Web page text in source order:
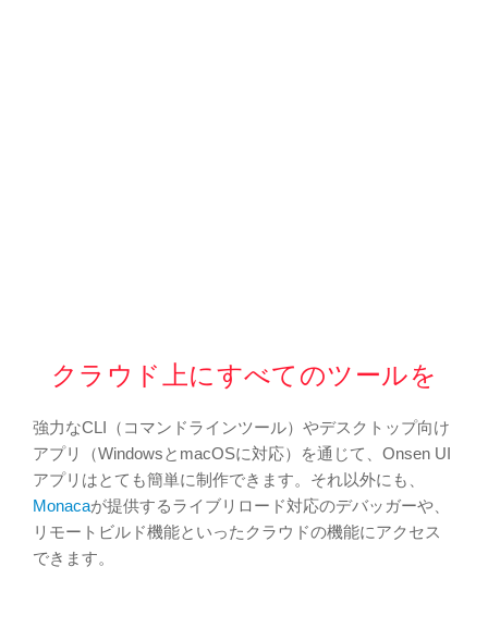
クラウド上にすべてのツールを
強力なCLI（コマンドラインツール）やデスクトップ向け
アプリ（WindowsとmacOSに対応）を通じて、Onsen UI
アプリはとても簡単に制作できます。それ以外にも、
Monacaが提供するライブリロード対応のデバッガーや、
リモートビルド機能といったクラウドの機能にアクセス
できます。